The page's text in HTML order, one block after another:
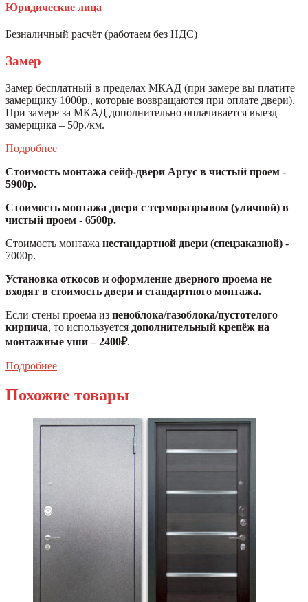
Юридические лица
Безналичный расчёт (работаем без НДС)
Замер
Замер бесплатный в пределах МКАД (при замере вы платите
замерщику 1000р., которые возвращаются при оплате двери).
При замере за МКАД дополнительно оплачивается выезд
замерщика – 50р./км.
Подробнее
Стоимость монтажа сейф-двери Аргус в чистый проем -
5900р.
Стоимость монтажа двери с терморазрывом (уличной) в
чистый проем - 6500р.
Стоимость монтажа нестандартной двери (спецзаказной) -
7000р.
Установка откосов и оформление дверного проема не
входят в стоимость двери и стандартного монтажа.
Если стены проема из пеноблока/газоблока/пустотелого
кирпича, то используется дополнительный крепёж на
монтажные уши – 2400₽.
Подробнее
Похожие товары